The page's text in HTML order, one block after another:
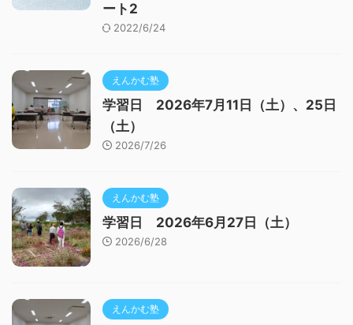
ート2
2022/6/24
えんかむ塾
学習日 2026年7月11日（土）、25日
（土）
2026/7/26
えんかむ塾
学習日 2026年6月27日（土）
2026/6/28
えんかむ塾